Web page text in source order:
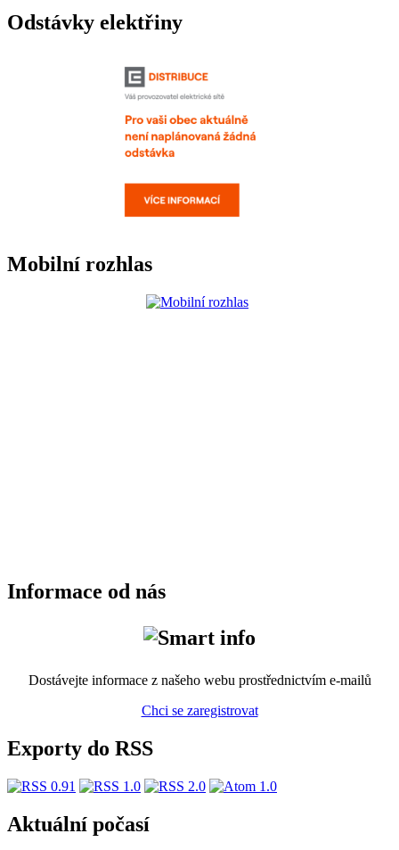
Odstávky elektřiny
Mobilní rozhlas
Informace od nás
Dostávejte informace z našeho webu prostřednictvím e-mailů
Chci se zaregistrovat
Exporty do RSS
Aktuální počasí